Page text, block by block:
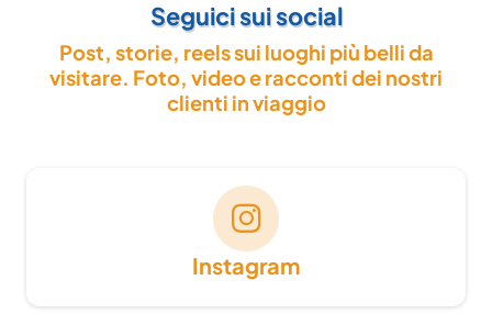
Seguici sui social
Post, storie, reels sui luoghi più belli da
visitare. Foto, video e racconti dei nostri
clienti in viaggio
Instagram